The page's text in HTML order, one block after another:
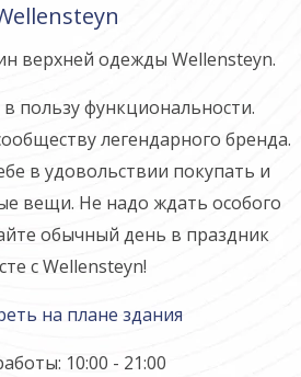
верхней одежды Wellensteyn.
пользу функциональности.
легендарного бренда.
в удовольствии покупать и
вещи. Не надо ждать особого
обычный день в праздник
с Wellensteyn!
на плане здания
10:00 - 21:00